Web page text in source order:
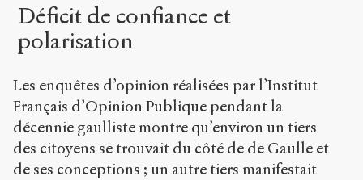
Déficit de confiance et
polarisation
Les enquêtes d’opinion réalisées par l’Institut
Français d’Opinion Publique pendant la
décennie gaulliste montre qu’environ un tiers
des citoyens se trouvait du côté de de Gaulle et
de ses conceptions ; un autre tiers manifestait